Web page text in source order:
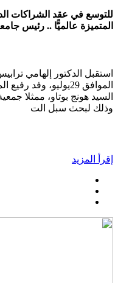
للتوسع في عقد الشراكات
المتميزة عالميًّا .. رئيس
استقبل الدكتور إلهامي
الموافق 29يوليو،
السيد هونج بوتاو، ممثلا
وذلك لبحث سبل الت
إقرأ المزيد